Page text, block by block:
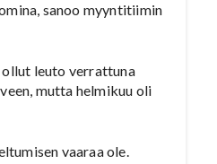
sanoo myyntitiimin
leuto verrattuna
mutta helmikuu oli
vaaraa ole.